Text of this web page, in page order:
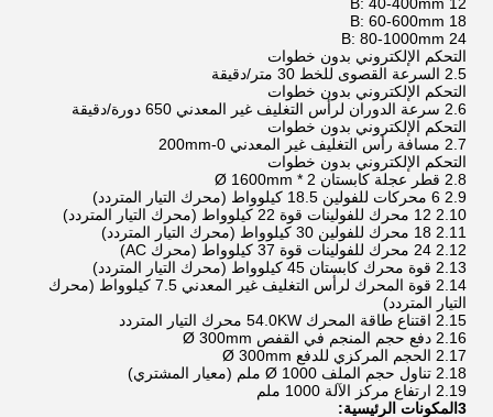
18 B: 60-600mm
24 B: 80-1000mm
التحكم الإلكتروني بدون خطوات
2.5 السرعة القصوى للخط 30 متر/دقيقة
التحكم الإلكتروني بدون خطوات
2.6 سرعة الدوران لرأس التغليف غير المعدني 650 دورة/دقيقة
التحكم الإلكتروني بدون خطوات
2.7 مسافة رأس التغليف غير المعدني 0-200mm
التحكم الإلكتروني بدون خطوات
2.8 قطر عجلة كابستان Ø 1600mm * 2
2.9 6 محركات للفولين 18.5 كيلوواط (محرك التيار المتردد)
2.10 12 محرك للفولينات قوة 22 كيلوواط (محرك التيار المتردد)
2.11 18 محرك للفولين 30 كيلوواط (محرك التيار المتردد)
2.12 24 محرك للفولينات قوة 37 كيلوواط (محرك AC)
2.13 قوة محرك كابستان 45 كيلوواط (محرك التيار المتردد)
2.14 قوة المحرك لرأس التغليف غير المعدني 7.5 كيلوواط (محرك
التيار المتردد)
2.15 اقتناع طاقة المحرك 54.0KW محرك التيار المتردد
2.16 دفع حجم المنجم في القفص Ø 300mm
2.17 الحجم المركزي للدفع Ø 300mm
2.18 تناول حجم الملف Ø 1000 ملم (معيار المشتري)
2.19 ارتفاع مركز الآلة 1000 ملم
3المكونات الرئيسية: